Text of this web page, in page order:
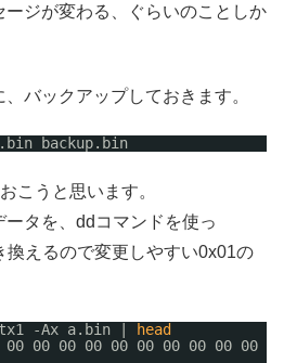
ージが変わる、ぐらいのことしか
バックアップしておきます。
backup.bin
こうと思います。
タを、ddコマンドを使っ
換えるので変更しやすい0x01の
-Ax a.bin |
head
00 00 00 00 00 00 00 00 00 00